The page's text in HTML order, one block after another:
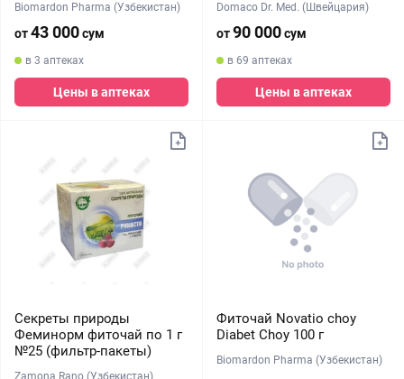
Biomardon Pharma (Узбекистан)
от43 000сум
в 3 аптеках
Цены в аптеках
Domaco Dr. Med. (Швейцария)
от90 000сум
в 69 аптеках
Цены в аптеках
Секреты природы
Феминорм фиточай по 1 г
№25 (фильтр-пакеты)
Zamona Rano (Узбекистан)
Фиточай Novatio choy
Diabet Choy 100 г
Biomardon Pharma (Узбекистан)